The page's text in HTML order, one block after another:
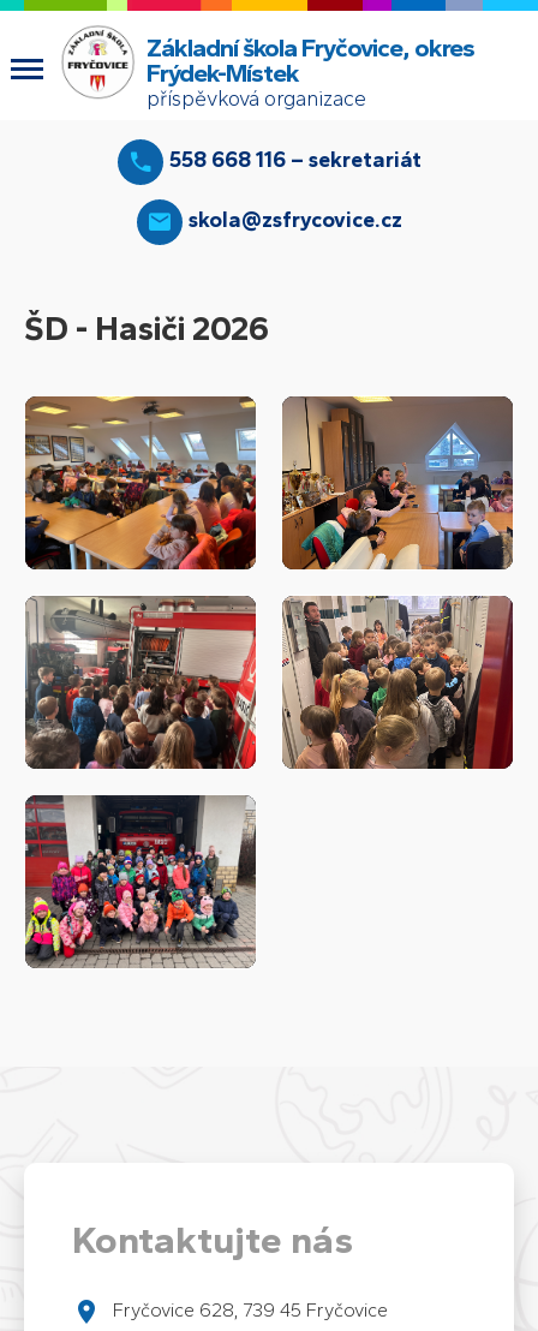
Základní škola Fryčovice, okres
Frýdek-Místek
příspěvková organizace
558 668 116 – sekretariát
skola@zsfrycovice.cz
ŠD - Hasiči 2026
Kontaktujte nás
Fryčovice 628, 739 45 Fryčovice